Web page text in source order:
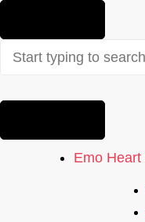
resultados
Emo Heart